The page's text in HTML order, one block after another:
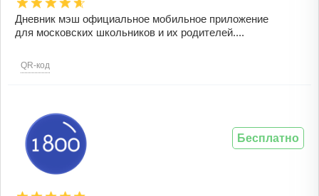
Дневник мэш официальное мобильное приложение
для московских школьников и их родителей....
QR-код
Бесплатно